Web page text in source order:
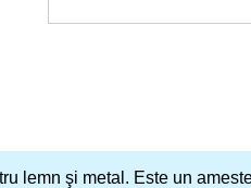
lemn şi metal. Este un